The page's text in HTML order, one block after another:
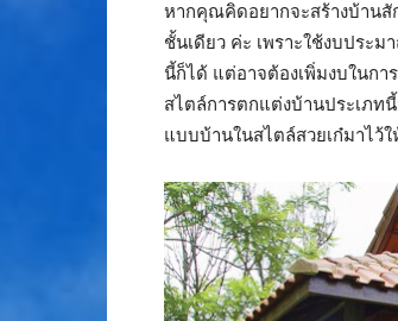
หากคุณคิดอยากจะสร้างบ้านสั
ชั้นเดียว ค่ะ เพราะใช้งบประ
นี้ก็ได้ แต่อาจต้องเพิ่มงบในก
สไตล์การตกแต่งบ้านประเภท
แบบบ้านในสไตล์สวยเก๋มาไว้